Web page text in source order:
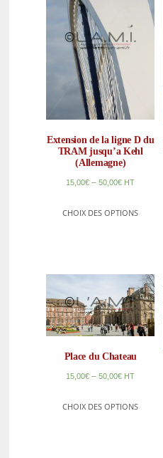
Extension de la ligne D du
TRAM jusqu’a Kehl
(Allemagne)
15,00€ –50,00€ HT
CHOIX DES OPTIONS
Place du Chateau
15,00€ –50,00€ HT
CHOIX DES OPTIONS